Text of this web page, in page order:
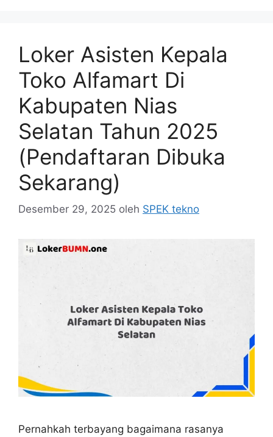
Loker Asisten Kepala
Toko Alfamart Di
Kabupaten Nias
Selatan Tahun 2025
(Pendaftaran Dibuka
Sekarang)
Desember 29, 2025 oleh SPEK tekno
Pernahkah terbayang bagaimana rasanya